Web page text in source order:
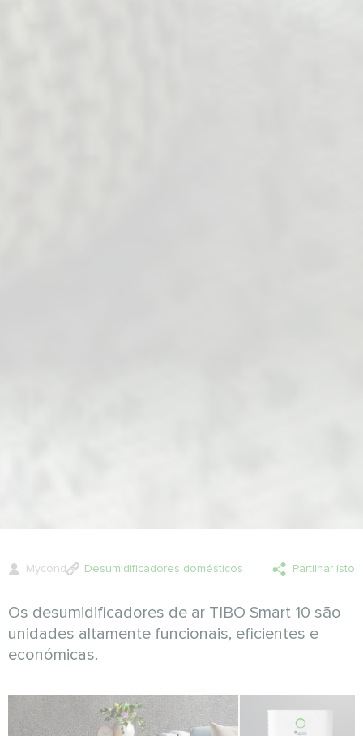
Mycond Desumidificadores domésticos Partilhar isto
Os desumidificadores de ar TIBO Smart 10 são
unidades altamente funcionais, eficientes e
económicas.